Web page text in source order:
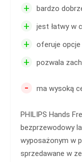
+ bardzo
+ jest łatwy w
+ oferuje opcje
+ pozwala
- ma wysoką
PHILIPS Hands
bezprzewodowy
wyposażonym w
sprzedawane w